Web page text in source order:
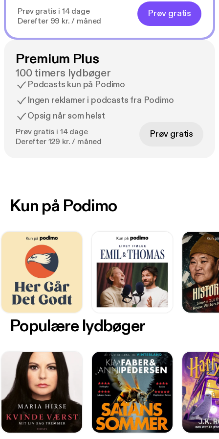
Prøv gratis i 14 dage
Derefter 99 kr. / måned
Prøv gratis
Premium Plus
100 timers lydbøger
Podcasts kun på Podimo
Ingen reklamer i podcasts fra Podimo
Opsig når som helst
Prøv gratis i 14 dage
Derefter 129 kr. / måned
Prøv gratis
Kun på Podimo
Populære lydbøger